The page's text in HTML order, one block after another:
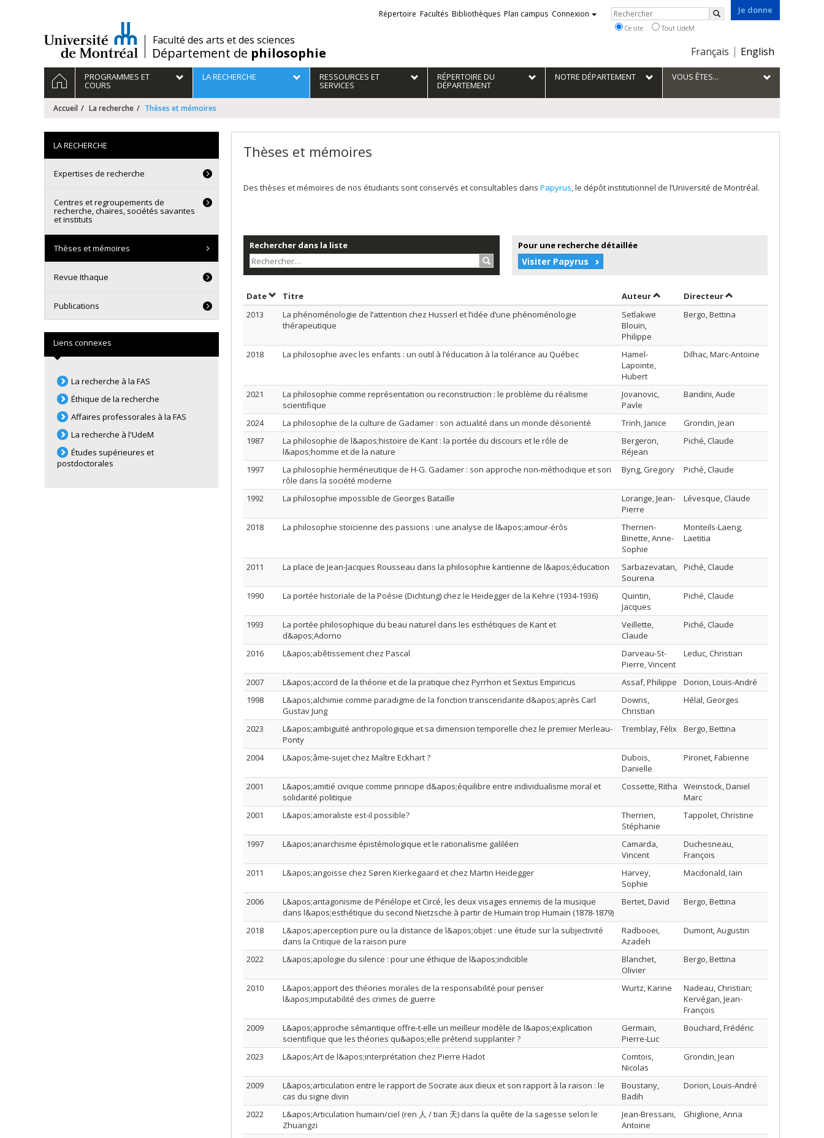
/Faculté des arts et des sciences
Département de philosophie
Je donne
Choix
la
langue
Français English
Liens
externes
Répertoire Facultés Bibliothèques Plan campus Connexion Rechercher
Rechercher
Ce site Tout UdeM
Navigation
principale
ACCUEILPROGRAMMES ET
COURS
LA RECHERCHE RESSOURCES ET
SERVICES
RÉPERTOIRE DU
DÉPARTEMENT
NOTRE DÉPARTEMENT VOUS ÊTES...
Accueil La recherche Thèses et mémoires
Thèses et mémoires
Des thèses et mémoires de nos étudiants sont conservés et consultables dans Papyrus, le dépôt institutionnel de l’Université de Montréal.
Rechercher dans la liste
Rechercher…
Pour une recherche détaillée
Visiter Papyrus
DateTrier par date en ordre croissant
Titre AuteurTrier par auteur en ordre croissant
Directeurpar contributeur en
2013
La phénoménologie de l’attention chez Husserl et l’idée d’une phénoménologie
thérapeutique
Setlakwe
Blouin,
Philippe
Bergo, Bettina
2018 La philosophie avec les enfants : un outil à l’éducation à la tolérance au Québec
Hamel-
Lapointe,
Hubert
Dilhac, Marc-Antoine
2021
La philosophie comme représentation ou reconstruction : le problème du réalisme
scientifique
Jovanovic,
Pavle
Bandini, Aude
2024 La philosophie de la culture de Gadamer : son actualité dans un monde désorienté Trinh, Janice
Grondin, Jean
1987
La philosophie de l&apos;histoire de Kant : la portée du discours et le rôle de
l&apos;homme et de la nature
Bergeron,
Réjean
Piché, Claude
1997
La philosophie herméneutique de H-G. Gadamer : son approche non-méthodique et son
rôle dans la société moderne
Byng, Gregory Piché, Claude
1992 La philosophie impossible de Georges Bataille
Lorange, Jean-
Pierre
Lévesque, Claude
2018 La philosophie stoïcienne des passions : une analyse de l&apos;amour-érôs
Therrien-
Binette, Anne-
Sophie
Monteils-Laeng,
Laetitia
2011 La place de Jean-Jacques Rousseau dans la philosophie kantienne de l&apos;éducation
Sarbazevatan,
Sourena
Piché, Claude
1990 La portée historiale de la Poésie (Dichtung) chez le Heidegger de la Kehre (1934-1936)
Quintin,
Jacques
Piché, Claude
1993
La portée philosophique du beau naturel dans les esthétiques de Kant et
d&apos;Adorno
Veillette,
Claude
Piché, Claude
2016 L&apos;abêtissement chez Pascal
Darveau-St-
Pierre, Vincent
Leduc, Christian
2007 L&apos;accord de la théorie et de la pratique chez Pyrrhon et Sextus Empiricus Assaf, Philippe
Dorion, Louis-André
1998
L&apos;alchimie comme paradigme de la fonction transcendante d&apos;après Carl
Gustav Jung
Downs,
Christian
Hélal, Georges
2023
L&apos;ambiguïté anthropologique et sa dimension temporelle chez le premier Merleau-
Ponty
Tremblay, Félix Bergo, Bettina
2004 L&apos;âme-sujet chez Maître Eckhart ?
Dubois,
Danielle
Pironet, Fabienne
2001
L&apos;amitié civique comme principe d&apos;équilibre entre individualisme moral et
solidarité politique
Cossette, Ritha
Weinstock, Daniel
Marc
2001
L&apos;amoraliste est-il possible?
Therrien,
Stéphanie
Tappolet, Christine
1997 L&apos;anarchisme épistémologique et le rationalisme galiléen
Camarda,
Vincent
Duchesneau,
François
2011
L&apos;angoisse chez Søren Kierkegaard et chez Martin Heidegger
Harvey,
Sophie
Macdonald, Iain
2006
L&apos;antagonisme de Pénélope et Circé, les deux visages ennemis de la musique
dans l&apos;esthétique du second Nietzsche à partir de Humain trop Humain (1878-1879)
Bertet, David Bergo, Bettina
2018
L&apos;aperception pure ou la distance de l&apos;objet : une étude sur la subjectivité
dans la Critique de la raison pure
Radbooei,
Azadeh
Dumont, Augustin
2022 L&apos;apologie du silence : pour une éthique de l&apos;indicible
Blanchet,
Olivier
Bergo, Bettina
2010
L&apos;apport des théories morales de la responsabilité pour penser
l&apos;imputabilité des crimes de guerre
Wurtz, Karine
Nadeau, Christian;
Kervégan, Jean-
François
2009
L&apos;approche sémantique offre-t-elle un meilleur modèle de l&apos;explication
scientifique que les théories qu&apos;elle prétend supplanter ?
Germain,
Pierre-Luc
Bouchard, Frédéric
2023 L&apos;Art de l&apos;interprétation chez Pierre Hadot
Comtois,
Nicolas
Grondin, Jean
2009
L&apos;articulation entre le rapport de Socrate aux dieux et son rapport à la raison : le
cas du signe divin
Boustany,
Badih
Dorion, Louis-André
2022
L&apos;Articulation humain/ciel (ren 人 / tian 天) dans la quête de la sagesse selon le
Zhuangzi
Jean-Bressani,
Antoine
Ghiglione, Anna
LA RECHERCHE
Expertises de recherche
Centres et regroupements de
recherche, chaires, sociétés savantes
et instituts
Thèses et mémoires
Revue Ithaque
Publications
Liens connexes
La recherche à la FAS
Éthique de la recherche
Affaires professorales à la FAS
La recherche à l'UdeM
Études supérieures et
postdoctorales